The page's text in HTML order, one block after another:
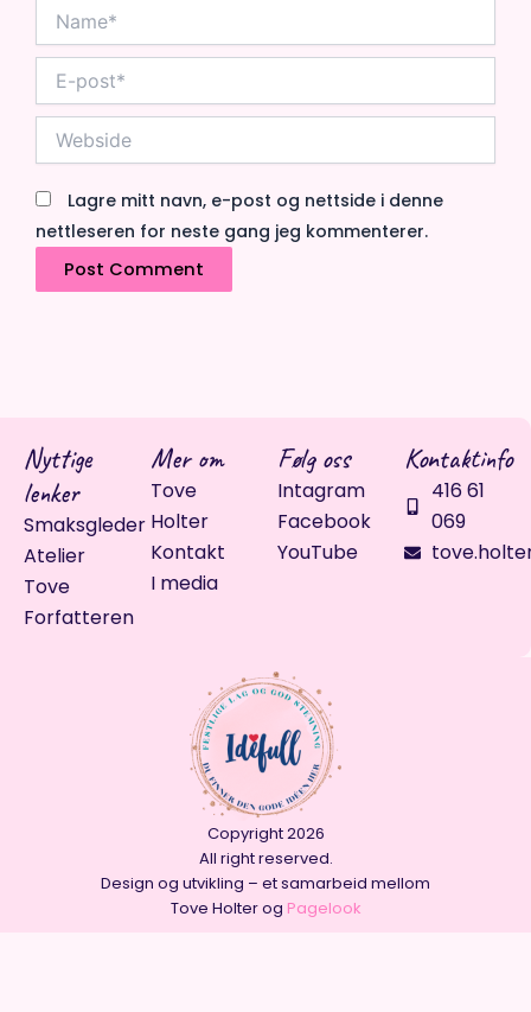
post*
Lagre mitt navn, e-post og nettside i denne
nettleseren for neste gang jeg kommenterer.
Copyright 2026
All right reserved.
Design og utvikling – et samarbeid mellom
Tove Holter og Pagelook
Nyttige
lenker
Smaksgleder
Atelier
Tove
Forfatteren
Mer om
Tove
Holter
Kontakt
I media
Følg oss
Intagram
Facebook
YouTube
Kontaktinfo
416 61
069